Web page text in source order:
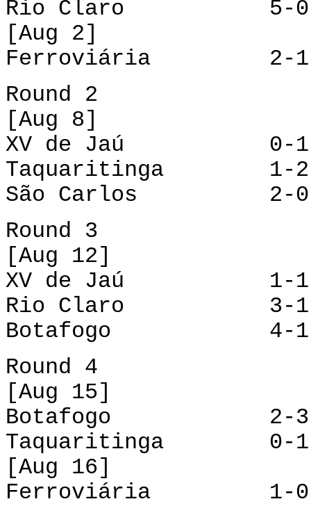
Rio Claro 5-0
[Aug 2]
Ferroviária 2-1
Round 2
[Aug 8]
XV de Jaú 0-1
Taquaritinga 1-2
São Carlos 2-0
Round 3
[Aug 12]
XV de Jaú 1-1
Rio Claro 3-1
Botafogo 4-1
Round 4
[Aug 15]
Botafogo 2-3
Taquaritinga 0-1
[Aug 16]
Ferroviária 1-0